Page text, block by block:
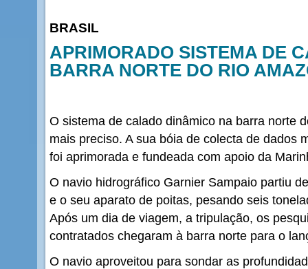
BRASIL
APRIMORADO SISTEMA DE
BARRA NORTE DO RIO
O sistema de calado dinâmico na barra norte
mais preciso. A sua bóia de colecta de dados
foi aprimorada e fundeada com apoio da
O navio hidrográfico Garnier Sampaio partiu
e o seu aparato de poitas, pesando seis
Após um dia de viagem, a tripulação, os
contratados chegaram à barra norte para o
O navio aproveitou para sondar as